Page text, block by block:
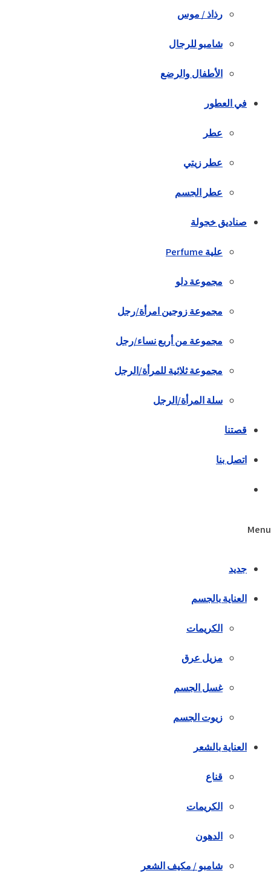
رذاذ / موس
شامبو للرجال
الأطفال والرضع
في العطور
عطر
عطر زيتي
عطر الجسم
صناديق خجولة
علية Perfume
مجموعة دلو
مجموعة زوجين امرأة/رجل
مجموعة من أربع نساء/رجل
مجموعة ثلاثية للمرأة/الرجل
سلة المرأة/الرجل
قصتنا
اتصل بنا
Menu
جديد
العناية بالجسم
الكريمات
مزيل عرق
غسل الجسم
زيوت الجسم
العناية بالشعر
قناع
الكريمات
الدهون
شامبو / مكيف الشعر